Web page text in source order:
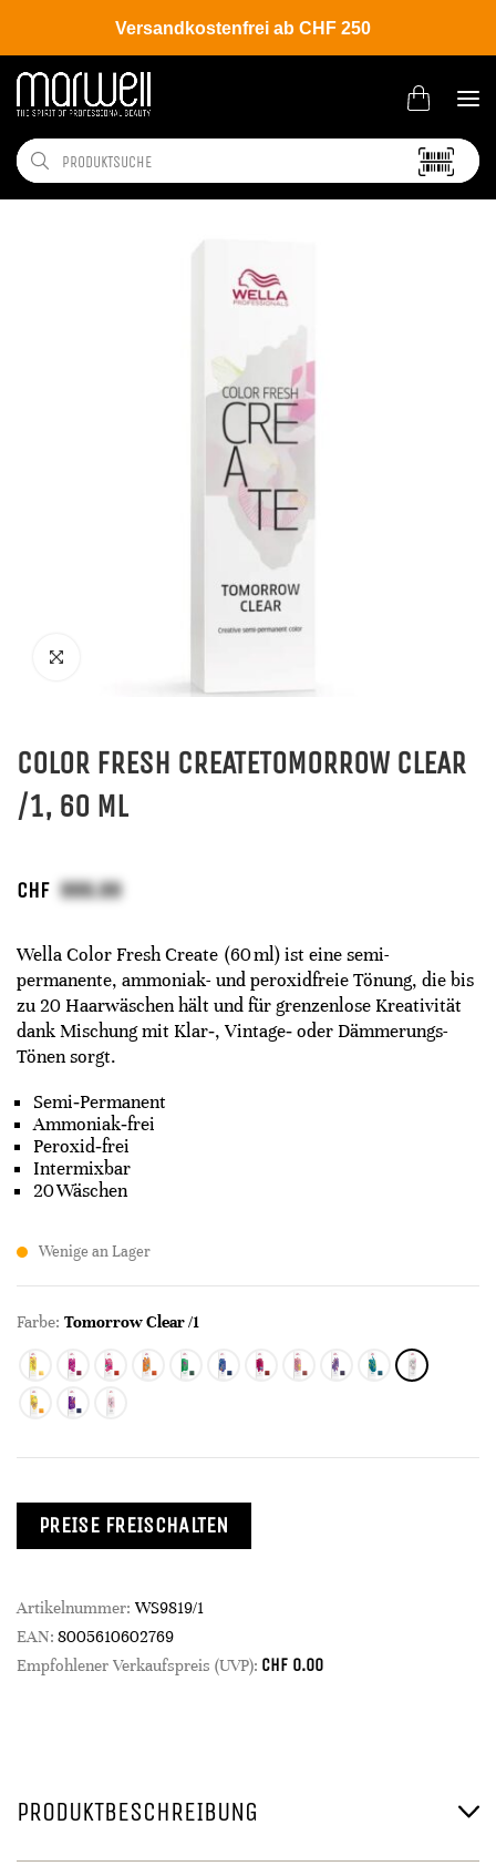
Versandkostenfrei ab CHF 250
Shop Brands Wella
COLOR FRESH CREATETOMORROW CLEAR
/1, 60 ML
CHF
Wella Color Fresh Create (60 ml) ist eine semi-
permanente, ammoniak- und peroxidfreie Tönung, die bis
zu 20 Haarwäschen hält und für grenzenlose Kreativität
dank Mischung mit Klar‑, Vintage‑ oder Dämmerungs-
Tönen sorgt.
Semi‑Permanent
Ammoniak‑frei
Peroxid‑frei
Intermixbar
20 Wäschen
Wenige an Lager
Farbe: Tomorrow Clear /1
PREISE FREISCHALTEN
Artikelnummer: WS9819/1
EAN: 8005610602769
Empfohlener Verkaufspreis (UVP): CHF 0.00
PRODUKTBESCHREIBUNG